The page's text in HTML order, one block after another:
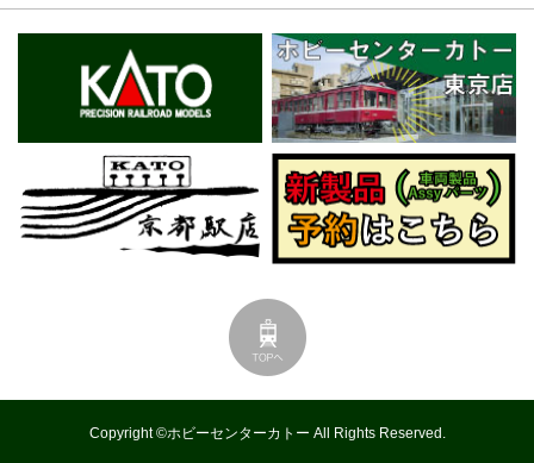
Copyright ©ホビーセンターカトー All Rights Reserved.